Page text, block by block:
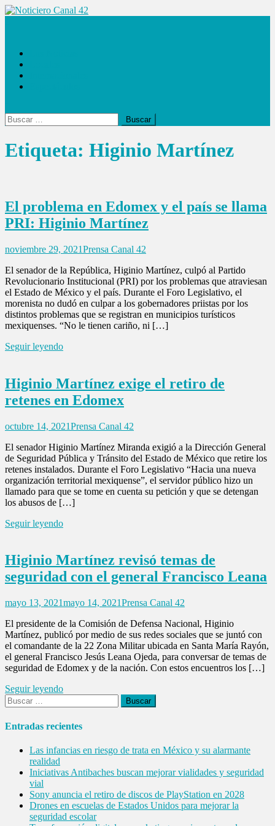
Saltar
Buscar:
Etiqueta: Higinio Martínez
El problema en Edomex y el país se llama
PRI: Higinio Martínez
noviembre 29, 2021Prensa Canal 42
El senador de la República, Higinio Martínez, culpó al Partido
Revolucionario Institucional (PRI) por los problemas que atraviesan
el Estado de México y el país. Durante el Foro Legislativo, el
morenista no dudó en culpar a los gobernadores priistas por los
distintos problemas que se registran en municipios turísticos
mexiquenses. “No le tienen cariño, ni […]
Seguir leyendo
Higinio Martínez exige el retiro de
retenes en Edomex
octubre 14, 2021Prensa Canal 42
El senador Higinio Martínez Miranda exigió a la Dirección General
de Seguridad Pública y Tránsito del Estado de México que retire los
retenes instalados. Durante el Foro Legislativo “Hacia una nueva
organización territorial mexiquense”, el servidor público hizo un
llamado para que se tome en cuenta su petición y que se detengan
los abusos de […]
Seguir leyendo
Higinio Martínez revisó temas de
seguridad con el general Francisco Leana
mayo 13, 2021mayo 14, 2021Prensa Canal 42
El presidente de la Comisión de Defensa Nacional, Higinio
Martínez, publicó por medio de sus redes sociales que se juntó con
el comandante de la 22 Zona Militar ubicada en Santa María Rayón,
el general Francisco Jesús Leana Ojeda, para conversar de temas de
seguridad de Edomex y de la nación. Con estos encuentros los […]
Seguir leyendo
Buscar:
Entradas recientes
Las infancias en riesgo de trata en México y su alarmante
realidad
Iniciativas Antibaches buscan mejorar vialidades y seguridad
vial
Sony anuncia el retiro de discos de PlayStation en 2028
Drones en escuelas de Estados Unidos para mejorar la
seguridad escolar